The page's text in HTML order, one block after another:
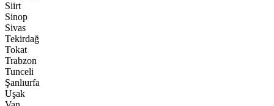
Siirt
Sinop
Sivas
Tekirdağ
Tokat
Trabzon
Tunceli
Şanlıurfa
Uşak